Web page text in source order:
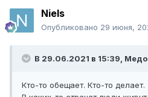
Niels
Опубликовано 29 июня,
В 29.06.2021 в 15:39,
Кто-то обещает. Кто-то делает.